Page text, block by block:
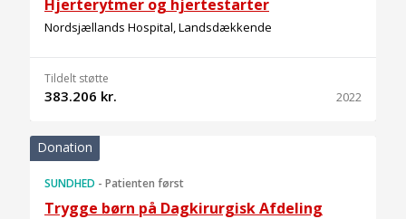
Hjerterytmer og hjertestarter
Nordsjællands Hospital, Landsdækkende
Tildelt støtte
383.206 kr. 2022
Donation
SUNDHED - Patienten først
Trygge børn på Dagkirurgisk Afdeling